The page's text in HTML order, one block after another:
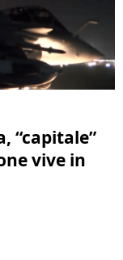
“capitale”
vive in